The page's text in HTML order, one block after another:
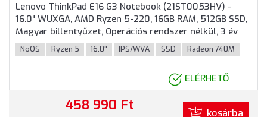
Lenovo ThinkPad E16 G3 Notebook (21ST0053HV) -
16.0" WUXGA, AMD Ryzen 5-220, 16GB RAM, 512GB SSD,
Magyar billentyűzet, Operációs rendszer nélkül, 3 év
garancia, Fekete színben
NoOS Ryzen 5 16.0" IPS/WVA SSD Radeon 740M
ELÉRHETŐ
458 990 Ft kosárba